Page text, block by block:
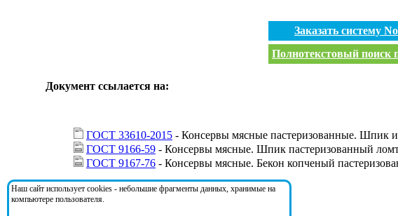
Заказать систему
Полнотекстовый поиск
Документ ссылается на:
ГОСТ 33610-2015 - Консервы мясные пастеризованные. Шпик
ГОСТ 9166-59 - Консервы мясные. Шпик пастеризованный
ГОСТ 9167-76 - Консервы мясные. Бекон копченый
На документ ссылаются:
Наш сайт использует cookies - небольшие фрагменты данных, хранимые на
компьютере пользователя.